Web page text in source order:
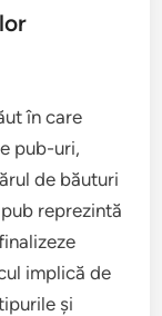
în care
pub-uri,
de băuturi
reprezintă
implică de
și